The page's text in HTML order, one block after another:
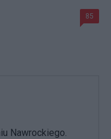
85
Nawrockiego.